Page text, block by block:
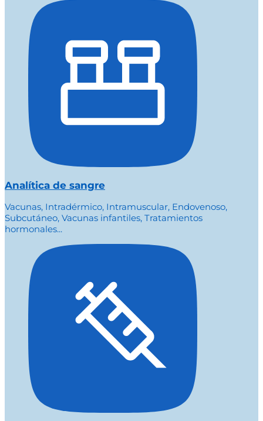
Analítica de sangre
Vacunas, Intradérmico, Intramuscular, Endovenoso,
Subcutáneo, Vacunas infantiles, Tratamientos
hormonales...